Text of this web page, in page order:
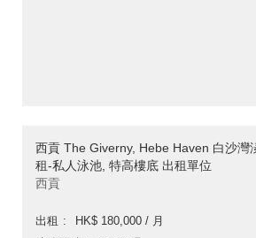
西貢 The Giverny, Hebe Haven 白沙灣
租-私人泳池, 特高樓底 出租單位
西貢
出租
HK$ 180,000 / 月